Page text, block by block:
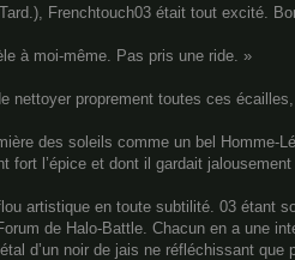
Frenchtouch03 était tout excité.
à moi-même. Pas pris une ride. »
nettoyer proprement toutes ces
des soleils comme un bel Homme-
fort l’épice et dont il gardait
artistique en toute subtilité. 03 étant
de Halo-Battle. Chacun en a une
d’un noir de jais ne réfléchissant